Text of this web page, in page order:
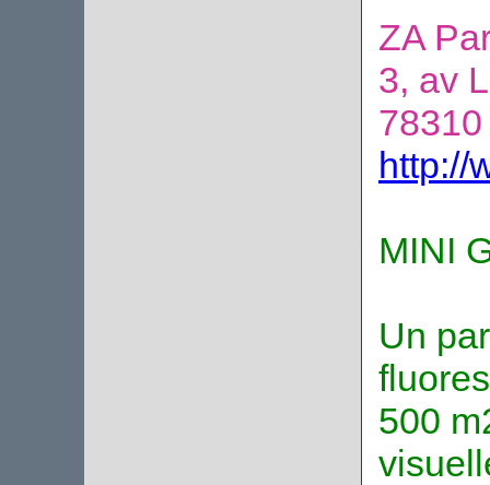
ZA
3, av
http://
MINI
Un
500